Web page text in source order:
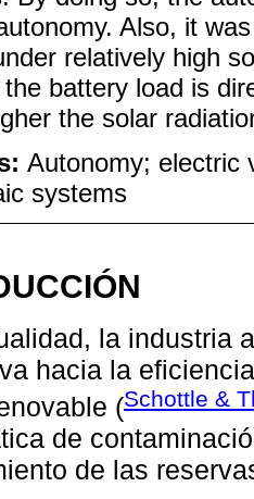
Also, it
relatively high
battery load is
the solar
Autonomy; electric
systems
la industria
hacia la
(Schottle &
de
de las